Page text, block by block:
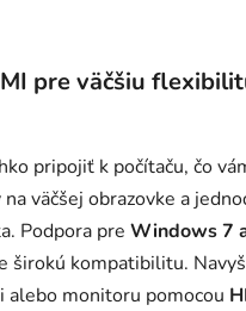
pre väčšiu
pripojiť k počítaču, čo
väčšej obrazovke a
Podpora pre Windows 7
širokú kompatibilitu.
monitoru pomocou